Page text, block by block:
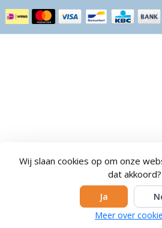
Wij slaan cookies op om onze
dat akkoord?
Ja
Meer over